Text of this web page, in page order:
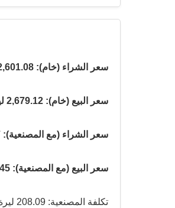
سعر الشراء (خام): 2,601.08 ليرة تركية
سعر البيع (خام): 2,679.12 ليرة تركية
سعر الشراء (مع المصنعية): 2,809.17 ليرة تركية
سعر البيع (مع المصنعية): 2,893.45 ليرة تركية
تكلفة المصنعية: 208.09 ليرة تركية